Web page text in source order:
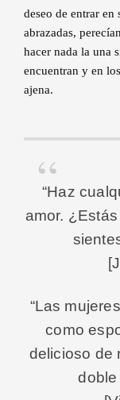
deseo de entrar
abrazadas,
hacer nada la una
encuentran y en
ajena.
“Haz
amor.
“Las
como
delicioso de
doble